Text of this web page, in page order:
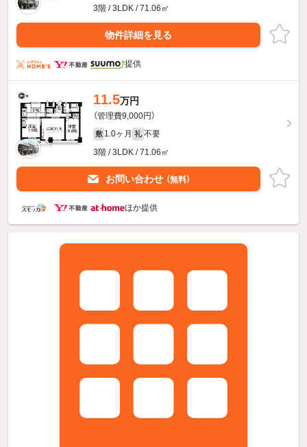
3階 / 3LDK / 71.06㎡
物件詳細を見る
提供
11.5万円
（管理費9,000円）
敷 1.0ヶ月 礼 不要
3階 / 3LDK / 71.06㎡
お問い合わせ （無料）
ほか提供